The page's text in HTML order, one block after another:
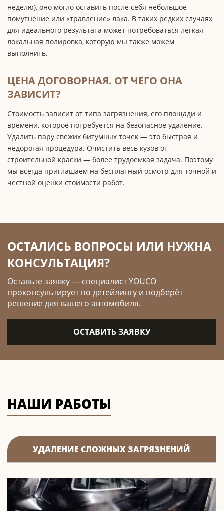
неделю), оно могло оставить после себя небольшое
помутнение или «травление» лака. В таких редких случаях
для идеального результата может потребоваться легкая
локальная полировка, которую мы также можем
выполнить.
ЦЕНА ДОГОВОРНАЯ. ОТ ЧЕГО ОНА
ЗАВИСИТ?
Стоимость зависит от типа загрязнения, его площади и
времени, которое потребуется на безопасное удаление.
Удалить пару свежих битумных точек — это быстрая и
недорогая процедура. Очистить весь кузов от
строительной краски — более трудоемкая задача. Поэтому
мы всегда приглашаем на бесплатный осмотр для точной и
честной оценки стоимости работ.
ОСТАЛИСЬ ВОПРОСЫ ИЛИ НУЖНА
КОНСУЛЬТАЦИЯ?
Оставьте заявку — специалист YOUCO
проконсультирует по детейлингу и подберёт
решение для вашего автомобиля.
ОСТАВИТЬ ЗАЯВКУ
НАШИ РАБОТЫ
УДАЛЕНИЕ СЛОЖНЫХ ЗАГРЯЗНЕНИЙ